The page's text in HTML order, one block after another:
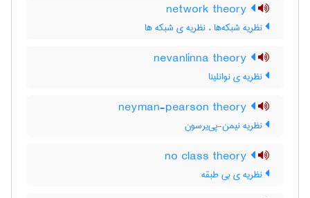
نظریه شبکه‌ها ، نظریه ی شبکه ها
نظریه ی نوانلینا
نظریه نیمن-پی‌یرسون
نظریه ی بی طبقه